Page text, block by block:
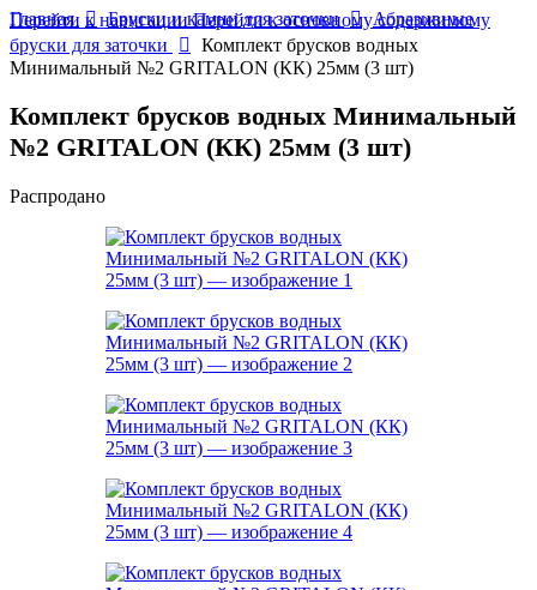
Перейти к навигацииПерейти к основному содержимому
Главная Бруски и камни для заточки
Абразивные
бруски для заточки
Комплект брусков водных
Минимальный №2 GRITALON (КК) 25мм (3 шт)
Комплект брусков водных Минимальный
№2 GRITALON (КК) 25мм (3 шт)
Распродано